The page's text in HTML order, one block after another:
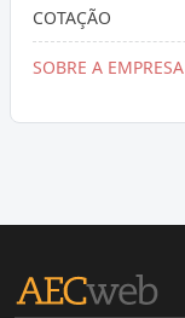
COTAÇÃO
SOBRE A EMPRESA